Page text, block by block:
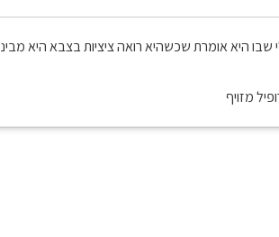
היא אומרת שכשהיא רואה ציציות בצבא היא
מזויף